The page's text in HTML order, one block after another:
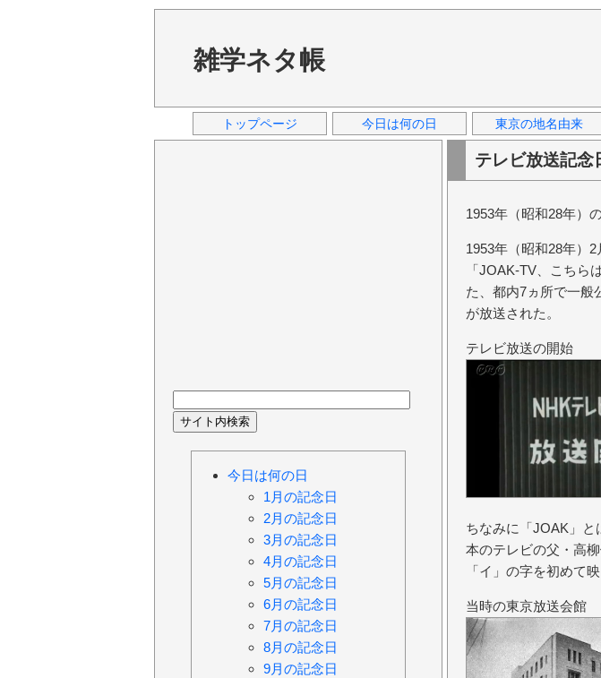
雑学ネタ帳
トップページ 今日は何の日 東京の地名由来
テレビ放送記念
1953年（昭和28年）
1953年（昭和28年）
「JOAK-TV、こちら
た、都内7ヵ所で一般
が放送された。
テレビ放送の開始
ちなみに「JOAK」と
本のテレビの父・高
「イ」の字を初めて
当時の東京放送会館
今日は何の日
1月の記念日
2月の記念日
3月の記念日
4月の記念日
5月の記念日
6月の記念日
7月の記念日
8月の記念日
9月の記念日